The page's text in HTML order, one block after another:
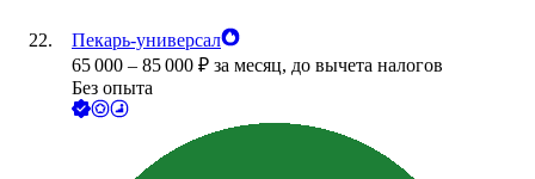
Пекарь-универсал
65 000 – 85 000 ₽ за месяц, до вычета налогов
Без опыта